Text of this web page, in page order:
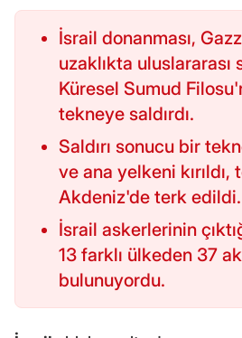
İsrail donanması,
uzaklıkta uluslararası
Küresel Sumud
tekneye saldırdı.
Saldırı sonucu bir
ve ana yelkeni kırıldı,
Akdeniz'de terk edildi.
İsrail askerlerinin
13 farklı ülkeden 37
bulunuyordu.